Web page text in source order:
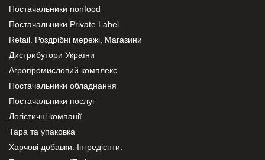
Постачальники nonfood
Постачальники Private Label
Retail. Роздрібні мережі, Магазини
Дистрибутори України
Агропромисловий комплекс
Постачальники обладнання
Постачальники послуг
Логістичні компанії
Тара та упаковка
Харчові добавки. Інгредієнти.